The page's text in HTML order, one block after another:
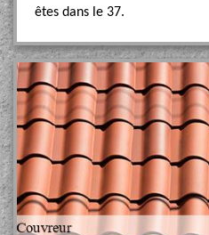
êtes dans le 37.